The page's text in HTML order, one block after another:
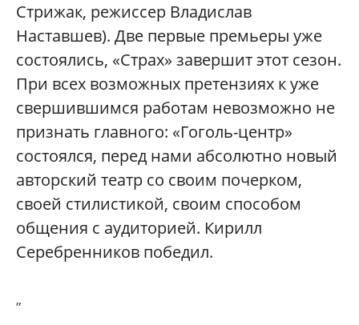
Стрижак, режиссер Владислав
Наставшев). Две первые премьеры уже
состоялись, «Страх» завершит этот сезон.
При всех возможных претензиях к уже
свершившимся работам невозможно не
признать главного: «Гоголь-центр»
состоялся, перед нами абсолютно новый
авторский театр со своим почерком,
своей стилистикой, своим способом
общения с аудиторией. Кирилл
Серебренников победил.
„